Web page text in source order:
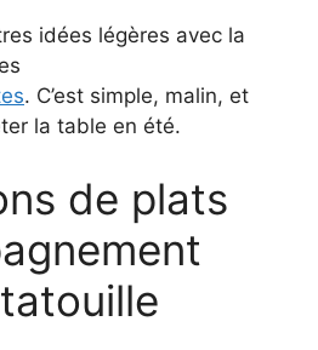
idées légères avec la
. C’est simple, malin, et
la table en été.
de plats